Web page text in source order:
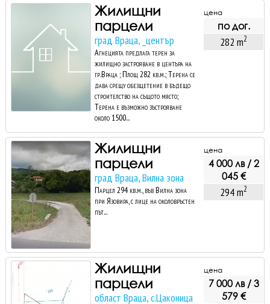
Жилищни
парцели
град Враца, _център
Агнецията предлага терен за
жилищно застрояване в центъра на
гр.Враца ; Площ 282 кв.м.; Терена се
дава срещу обезщетение в бъдещо
строителство на същото място;
Терена е възможно зъстрояване
около 1500...
цена
по дог.
282 m2
Жилищни
парцели
град Враца, Вилна зона
Парцел 294 кв.м., във Вилна зона
при Язовира, с лице на околовръстен
път...
цена
4 000 лв / 2
045 €
294 m2
Жилищни
парцели
област Враца, с.Цаконица
цена
7 000 лв / 3
579 €